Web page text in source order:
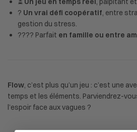
? Un vrai défi coopératif, entre
gestion du stress.
?‍?‍?‍? Parfait en famille ou entre
Flow, c’est plus qu’un jeu : c’est une
temps et les éléments. Parviendrez-
l’espoir face aux vagues ?